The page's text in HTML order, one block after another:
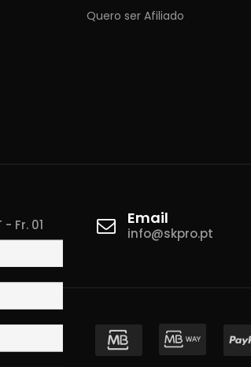
Quero ser Afiliado
Fr. 01
Email
info@skpro.pt